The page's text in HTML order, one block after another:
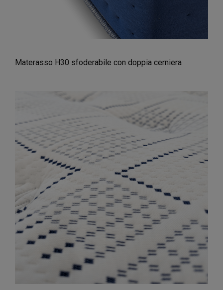
Materasso H30 sfoderabile con doppia cerniera